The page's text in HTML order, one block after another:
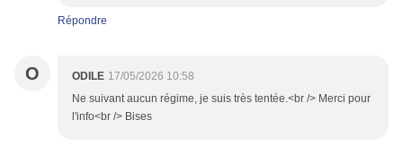
Répondre
O ODILE 17/05/2026 10:58
Ne suivant aucun régime, je suis très tentée.<br /> Merci pour
l'info<br /> Bises